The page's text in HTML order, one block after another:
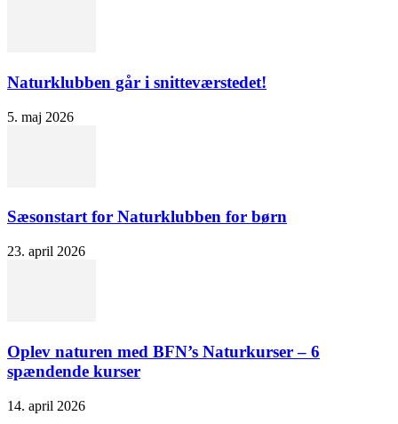
Naturklubben går i snitteværstedet!
5. maj 2026
Sæsonstart for Naturklubben for børn
23. april 2026
Oplev naturen med BFN’s Naturkurser – 6
spændende kurser
14. april 2026